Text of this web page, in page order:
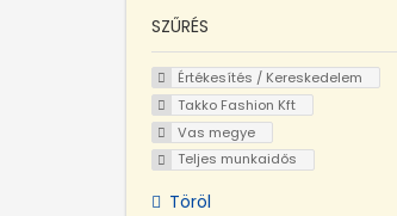
SZŰRÉS
Értékesítés / Kereskedelem
Takko Fashion Kft
Vas megye
Teljes munkaidős
Töröl